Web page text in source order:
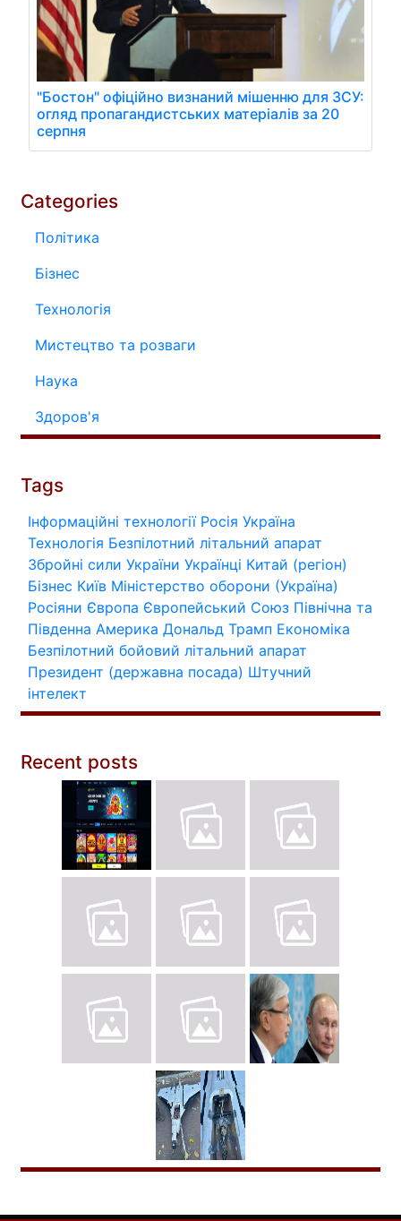
"Бостон" офіційно визнаний мішенню для ЗСУ:
огляд пропагандистських матеріалів за 20
серпня
Categories
Політика
Бізнес
Технологія
Мистецтво та розваги
Наука
Здоров'я
Tags
Інформаційні технології Росія Україна
Технологія Безпілотний літальний апарат
Збройні сили України Українці Китай (регіон)
Бізнес Київ Міністерство оборони (Україна)
Росіяни Європа Європейський Союз Північна та
Південна Америка Дональд Трамп Економіка
Безпілотний бойовий літальний апарат
Президент (державна посада) Штучний
інтелект
Recent posts